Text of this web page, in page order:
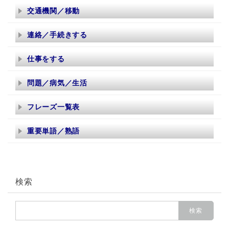
交通機関／移動
連絡／手続きする
仕事をする
問題／病気／生活
フレーズ一覧表
重要単語／熟語
検索